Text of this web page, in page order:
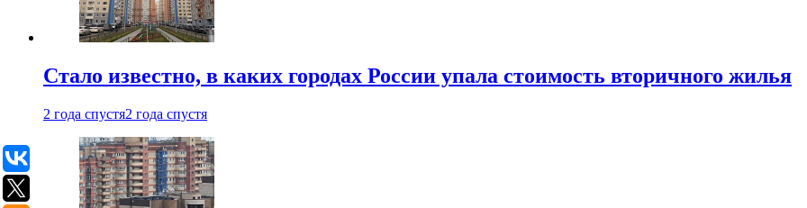
Стало известно, в каких городах России упала стоимость вторичного жилья
2 года спустя2 года спустя